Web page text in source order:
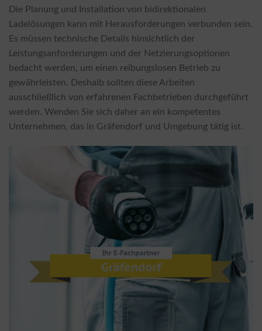
Die Planung und Installation von bidirektionalen
Ladelösungen kann mit Herausforderungen verbunden sein.
Es müssen technische Details hinsichtlich der
Leistungsanforderungen und der Netzierungsoptionen
bedacht werden, um einen reibungslosen Betrieb zu
gewährleisten. Deshalb sollten diese Arbeiten
ausschließlich von erfahrenen Fachbetrieben durchgeführt
werden. Wenden Sie sich daher an ein kompetentes
Unternehmen, das in Gräfendorf und Umgebung tätig ist.